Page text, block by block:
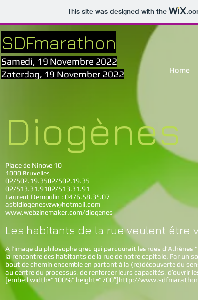
This site was designed with the
SDFmarathon
Samedi, 19 Novembre 2022
Zaterdag, 19 November 2022
Diogènes
Place de Ninove 10
1000 Bruxelles
02/502.19.3502/502.19.35
02/513.31.9102/513.31.91
Laurent Demoulin : 0476.58.35.07
asbldiogenesvzw@hotmail.com
www.webzinemaker.com/diogenes
Les habitants de la rue veulent être
A l’image du philosophe grec qui parcourait les rues d’Athènes
la rencontre des habitants de la rue de notre capitale. Par un
bout de chemin ensemble en partant à la (re)découverte du
au centre du processus, de renforcer leurs capacités, d’ouvrir
[embed width=”100%” height=”700″]http://
Home